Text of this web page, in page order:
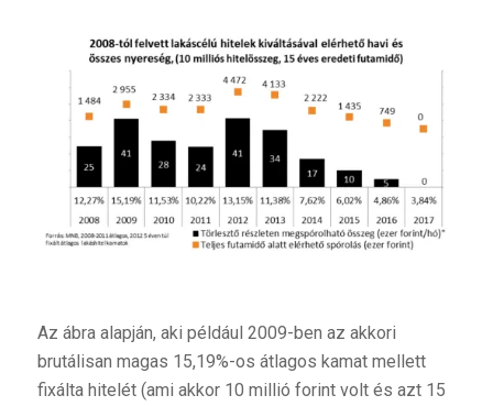
Az ábra alapján, aki például 2009-ben az akkori
brutálisan magas 15,19%-os átlagos kamat mellett
fixálta hitelét (ami akkor 10 millió forint volt és azt 15